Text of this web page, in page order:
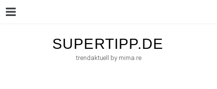
SUPERTIPP.DE
trendaktuell by mima.re
Menu